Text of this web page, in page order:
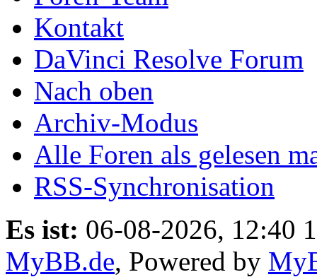
Kontakt
DaVinci Resolve Forum
Nach oben
Archiv-Modus
Alle Foren als gelesen
RSS-Synchronisation
Es ist: 06-08-2026, 12:40
MyBB.de, Powered by